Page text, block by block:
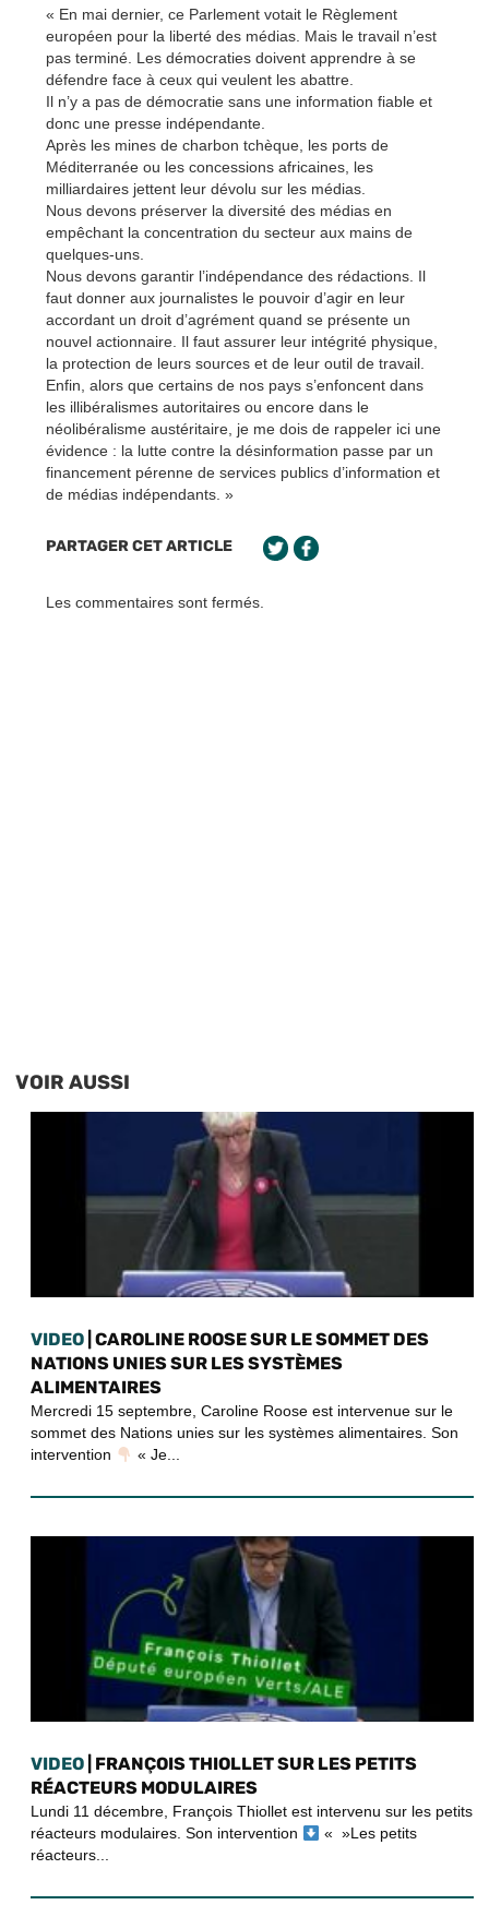
« En mai dernier, ce Parlement votait le Règlement
européen pour la liberté des médias. Mais le travail n’est
pas terminé. Les démocraties doivent apprendre à se
défendre face à ceux qui veulent les abattre.
Il n’y a pas de démocratie sans une information fiable et
donc une presse indépendante.
Après les mines de charbon tchèque, les ports de
Méditerranée ou les concessions africaines, les
milliardaires jettent leur dévolu sur les médias.
Nous devons préserver la diversité des médias en
empêchant la concentration du secteur aux mains de
quelques-uns.
Nous devons garantir l’indépendance des rédactions. Il
faut donner aux journalistes le pouvoir d’agir en leur
accordant un droit d’agrément quand se présente un
nouvel actionnaire. Il faut assurer leur intégrité physique,
la protection de leurs sources et de leur outil de travail.
Enfin, alors que certains de nos pays s’enfoncent dans
les illibéralismes autoritaires ou encore dans le
néolibéralisme austéritaire, je me dois de rappeler ici une
évidence : la lutte contre la désinformation passe par un
financement pérenne de services publics d’information et
de médias indépendants. »
PARTAGER CET ARTICLE
Les commentaires sont fermés.
VOIR AUSSI
VIDEO | CAROLINE ROOSE SUR LE SOMMET DES
NATIONS UNIES SUR LES SYSTÈMES
ALIMENTAIRES
Mercredi 15 septembre, Caroline Roose est intervenue sur le
sommet des Nations unies sur les systèmes alimentaires. Son
intervention
« Je...
VIDEO | FRANÇOIS THIOLLET SUR LES PETITS
RÉACTEURS MODULAIRES
Lundi 11 décembre, François Thiollet est intervenu sur les petits
réacteurs modulaires. Son intervention
« »Les petits
réacteurs...